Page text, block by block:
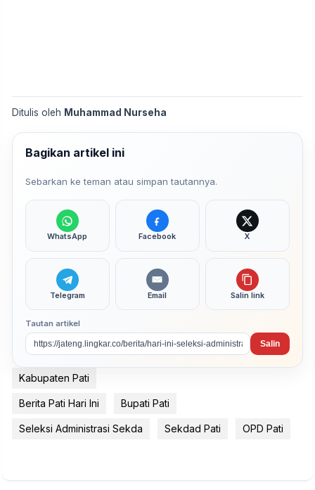
Ditulis oleh Muhammad Nurseha
Bagikan artikel ini
Sebarkan ke teman atau simpan tautannya.
WhatsApp Facebook X
Telegram Email Salin link
Tautan artikel
Salin
Kabupaten Pati
Berita Pati Hari Ini Bupati Pati
Seleksi Administrasi Sekda Sekdad Pati OPD Pati